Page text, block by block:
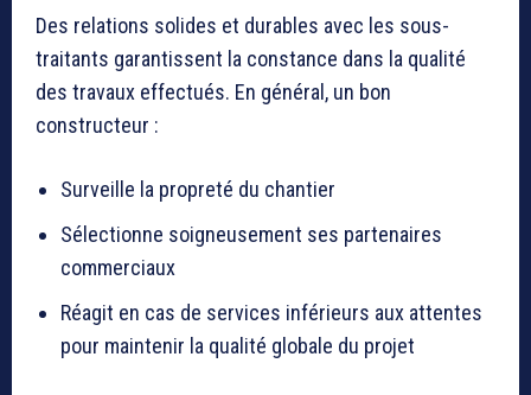
Des relations solides et durables avec les sous-
traitants garantissent la constance dans la qualité
des travaux effectués. En général, un bon
constructeur :
Surveille la propreté du chantier
Sélectionne soigneusement ses partenaires
commerciaux
Réagit en cas de services inférieurs aux attentes
pour maintenir la qualité globale du projet